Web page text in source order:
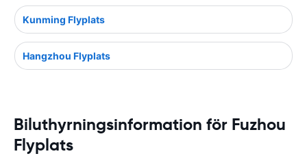
Kunming Flyplats
Hangzhou Flyplats
Biluthyrningsinformation för Fuzhou
Flyplats